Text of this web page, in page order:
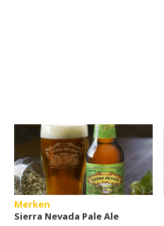
Merken
Sierra Nevada Pale Ale